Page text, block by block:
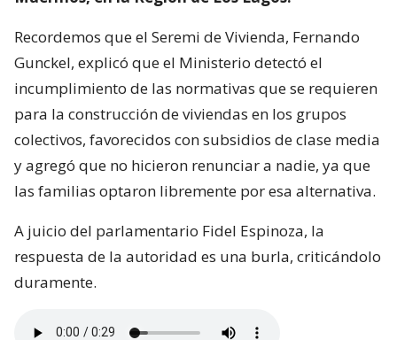
Recordemos que el Seremi de Vivienda, Fernando
Gunckel, explicó que el Ministerio detectó el
incumplimiento de las normativas que se requieren
para la construcción de viviendas en los grupos
colectivos, favorecidos con subsidios de clase media
y agregó que no hicieron renunciar a nadie, ya que
las familias optaron libremente por esa alternativa.
A juicio del parlamentario Fidel Espinoza, la
respuesta de la autoridad es una burla, criticándolo
duramente.